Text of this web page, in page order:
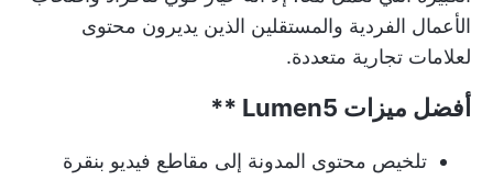
الأعمال الفردية والمستقلين الذين يديرون محتوى
لعلامات تجارية متعددة.
أفضل ميزات Lumen5 **
تلخيص محتوى المدونة إلى مقاطع فيديو بنقرة